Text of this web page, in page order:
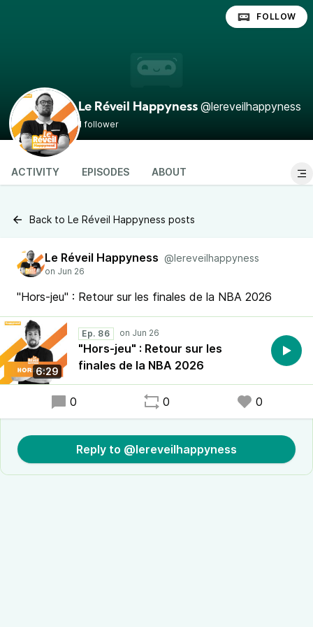
Le Réveil Happyness @lereveilhappyness
1 follower
FOLLOW
ACTIVITY EPISODES ABOUT
Back to Le Réveil Happyness posts
Le Réveil Happyness @lereveilhappyness
"Hors-jeu" : Retour sur les finales de la NBA 2026
6:29
Ep. 86
"Hors-jeu" : Retour sur les
finales de la NBA 2026
0 0 0
Reply to @lereveilhappyness